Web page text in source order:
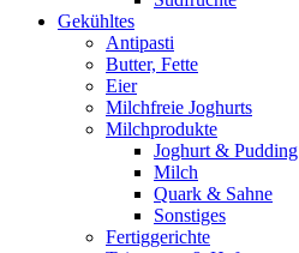
Gekühltes
Antipasti
Butter, Fette
Eier
Milchfreie Joghurts
Milchprodukte
Joghurt & Pudding
Milch
Quark & Sahne
Sonstiges
Fertiggerichte